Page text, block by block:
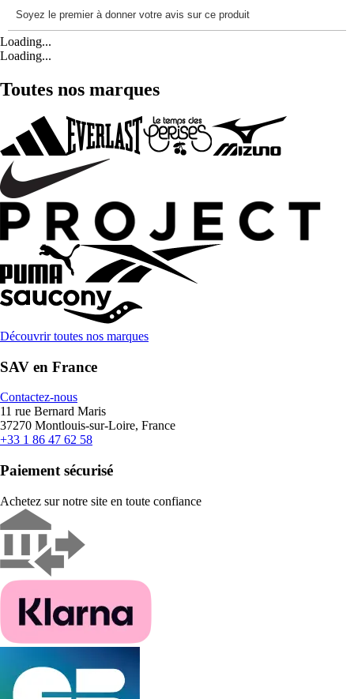
Loading...
Loading...
Toutes nos marques
Découvrir toutes nos marques
SAV en France
Contactez-nous
11 rue Bernard Maris
37270 Montlouis-sur-Loire, France
+33 1 86 47 62 58
Paiement sécurisé
Achetez sur notre site en toute confiance